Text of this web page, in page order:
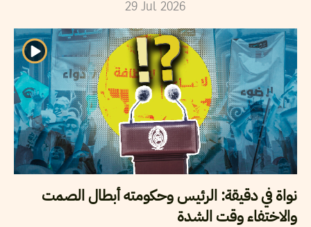
29 Jul 2026
نواة في دقيقة: الرئيس وحكومته أبطال الصمت
والاختفاء وقت الشدة